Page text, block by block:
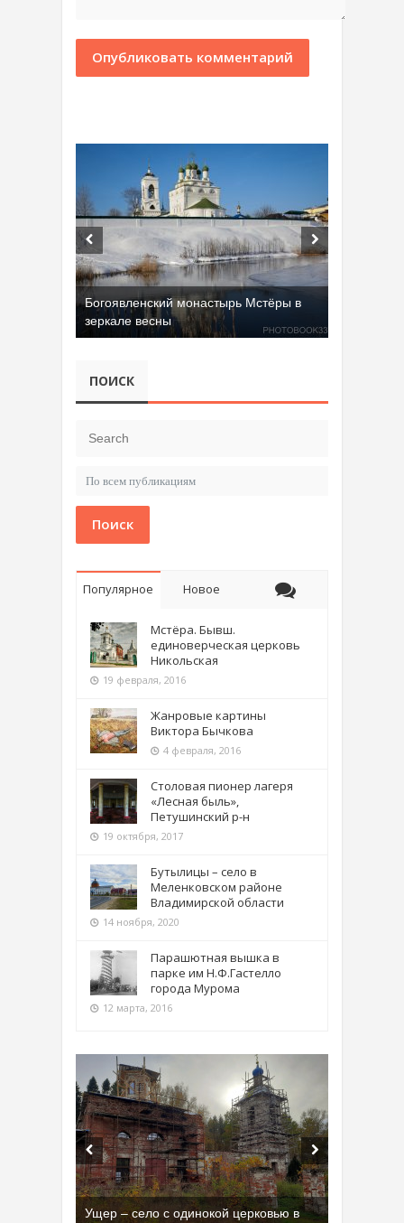
Богоявленский монастырь Мстёры в
зеркале весны
ПОИСК
Поиск
Популярное Новое
Мстёра. Бывш.
единоверческая церковь
Никольская
19 февраля, 2016
Жанровые картины
Виктора Бычкова
4 февраля, 2016
Столовая пионер лагеря
«Лесная быль»,
Петушинский р-н
19 октября, 2017
Бутылицы – село в
Меленковском районе
Владимирской области
14 ноября, 2020
Парашютная вышка в
парке им Н.Ф.Гастелло
города Мурома
12 марта, 2016
Ущер – село с одинокой церковью в